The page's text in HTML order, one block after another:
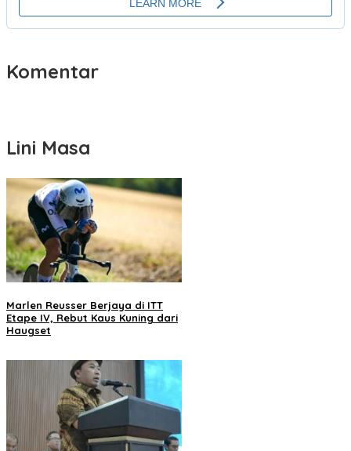
Komentar
Lini Masa
Marlen Reusser Berjaya di ITT
Etape IV, Rebut Kaus Kuning dari
Haugset